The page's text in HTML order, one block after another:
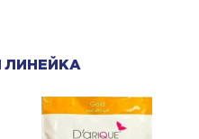
ЛИНЕЙКА